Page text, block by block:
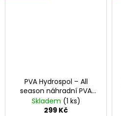
PVA Hydrospol – All
season náhradní PVA
punčocha 25 mm 25 m
Skladem (1 ks)
299 Kč